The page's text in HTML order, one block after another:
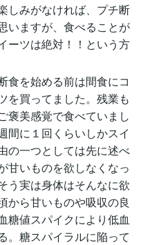
しみがなければ、プチ断
いますが、食べることが
ーツは絶対！！という方
食を始める前は間食にコ
を買ってました。残業も
褒美感覚で食べていまし
間に１回くらいしかスイ
の一つとしては先に述べ
甘いものを欲しなくなっ
う実は身体はそんなに欲
から甘いものや吸収の良
糖値スパイクにより低血
。糖スパイラルに陥って